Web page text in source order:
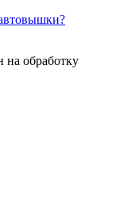
на обработку